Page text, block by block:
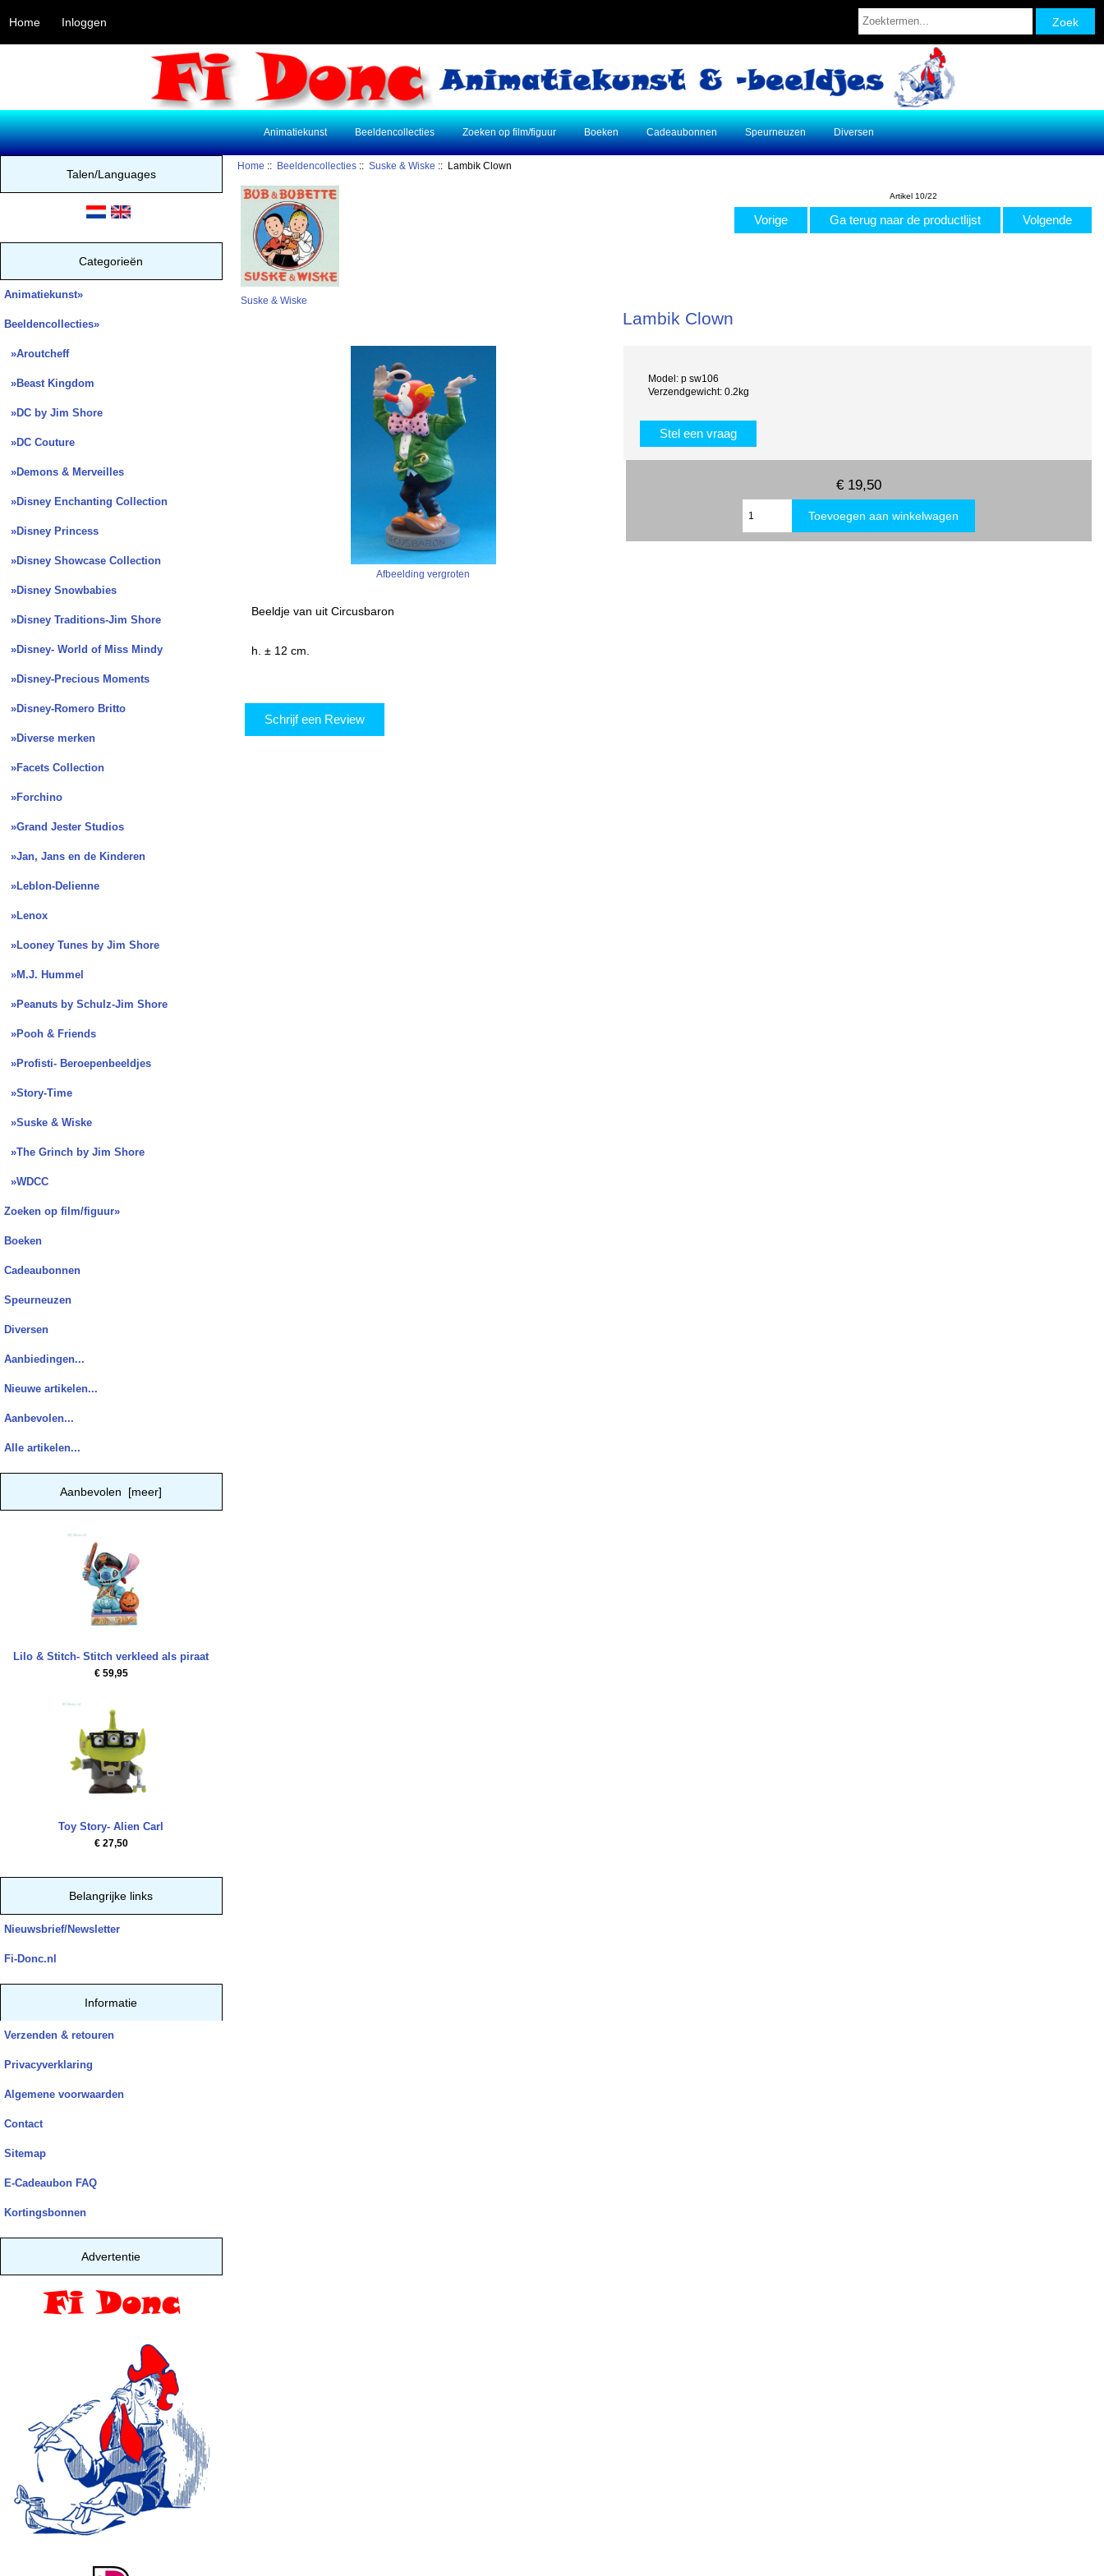
Home Inloggen
Animatiekunst Beeldencollecties Zoeken op film/figuur Boeken Cadeaubonnen Speurneuzen Diversen
Talen/Languages
Categorieën
Animatiekunst»
Beeldencollecties»
»Aroutcheff
»Beast Kingdom
»DC by Jim Shore
»DC Couture
»Demons & Merveilles
»Disney Enchanting Collection
»Disney Princess
»Disney Showcase Collection
»Disney Snowbabies
»Disney Traditions-Jim Shore
»Disney- World of Miss Mindy
»Disney-Precious Moments
»Disney-Romero Britto
»Diverse merken
»Facets Collection
»Forchino
»Grand Jester Studios
»Jan, Jans en de Kinderen
»Leblon-Delienne
»Lenox
»Looney Tunes by Jim Shore
»M.J. Hummel
»Peanuts by Schulz-Jim Shore
»Pooh & Friends
»Profisti- Beroepenbeeldjes
»Story-Time
»Suske & Wiske
»The Grinch by Jim Shore
»WDCC
Zoeken op film/figuur»
Boeken
Cadeaubonnen
Speurneuzen
Diversen
Aanbiedingen...
Nieuwe artikelen...
Aanbevolen...
Alle artikelen...
Aanbevolen [meer]
Lilo & Stitch- Stitch verkleed als piraat
€ 59,95
Toy Story- Alien Carl
€ 27,50
Belangrijke links
Nieuwsbrief/Newsletter
Fi-Donc.nl
Informatie
Verzenden & retouren
Privacyverklaring
Algemene voorwaarden
Contact
Sitemap
E-Cadeaubon FAQ
Kortingsbonnen
Advertentie
Home :: Beeldencollecties ::Suske & Wiske :: Lambik Clown
Suske & Wiske
Artikel 10/22
Vorige Ga terug naar de productlijst Volgende
Lambik Clown
Afbeelding vergroten
Model: p sw106
Verzendgewicht: 0.2kg
Stel een vraag
€ 19,50
Beeldje van uit Circusbaron
h. ± 12 cm.
Schrijf een Review